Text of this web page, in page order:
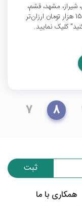
مشهد، قشم،
، 150 هزار تومان ارزان‌تر
کلیک نمایید.
7 8
ثبت
همکاری با ما